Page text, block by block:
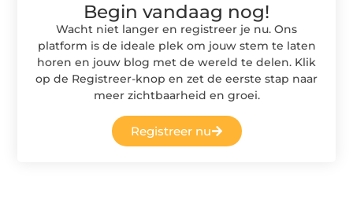
Begin vandaag nog!
Wacht niet langer en registreer je nu. Ons
platform is de ideale plek om jouw stem te laten
horen en jouw blog met de wereld te delen. Klik
op de Registreer-knop en zet de eerste stap naar
meer zichtbaarheid en groei.
Registreer nu